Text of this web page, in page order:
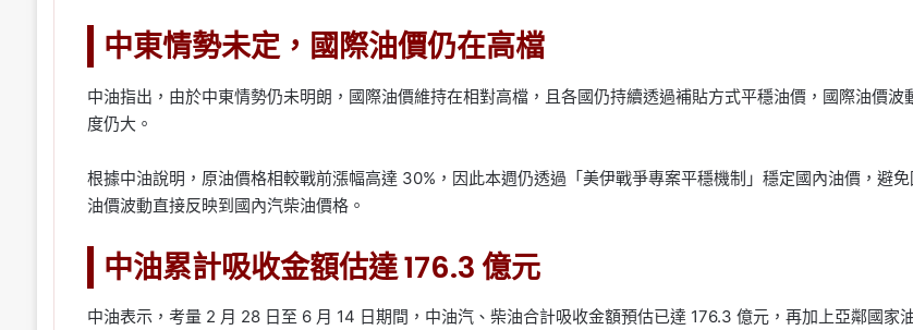
中東情勢未定，國際油價仍在高檔
中油指出，由於中東情勢仍未明朗，國際油價維持在相對高檔，且各國仍持續透過補貼方式平穩油價，國際油價波
度仍大。
根據中油說明，原油價格相較戰前漲幅高達 30%，因此本週仍透過「美伊戰爭專案平穩機制」穩定國內油價，避
油價波動直接反映到國內汽柴油價格。
中油累計吸收金額估達 176.3 億元
中油表示，考量 2 月 28 日至 6 月 14 日期間，中油汽、柴油合計吸收金額預估已達 176.3 億元，再加上亞鄰國家